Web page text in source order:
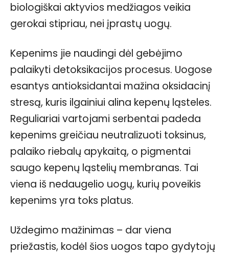
biologiškai aktyvios medžiagos veikia
gerokai stipriau, nei įprastų uogų.
Kepenims jie naudingi dėl gebėjimo
palaikyti detoksikacijos procesus. Uogose
esantys antioksidantai mažina oksidacinį
stresą, kuris ilgainiui alina kepenų ląsteles.
Reguliariai vartojami serbentai padeda
kepenims greičiau neutralizuoti toksinus,
palaiko riebalų apykaitą, o pigmentai
saugo kepenų ląstelių membranas. Tai
viena iš nedaugelio uogų, kurių poveikis
kepenims yra toks platus.
Uždegimo mažinimas – dar viena
priežastis, kodėl šios uogos tapo gydytojų